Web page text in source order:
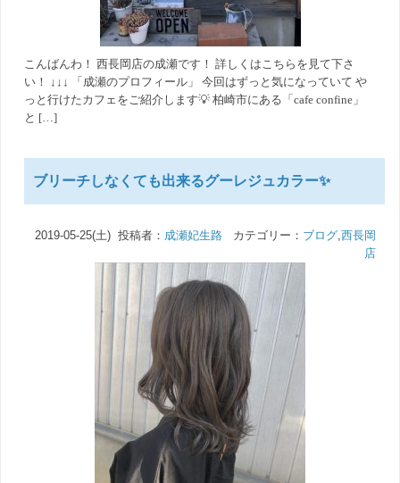
こんばんわ！ 西長岡店の成瀬です！ 詳しくはこちらを見て下さ
い！ ↓↓↓ 「成瀬のプロフィール」 今回はずっと気になっていて や
っと行けたカフェをご紹介します💡 柏崎市にある「cafe confine」
と […]
ブリーチしなくても出来るグーレジュカラー✨
2019-05-25(土) 投稿者： 成瀬妃生路カテゴリー： ブログ,西長岡
店